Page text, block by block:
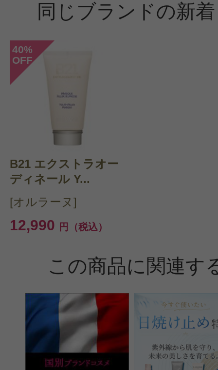
感じた効能：うるおい/引き締め
購入品：マスクエクラ（マスク アブ
旅行などの時に、効果絶大。顔から
いく感じがする。保湿パック後に使
すべての5件のクチコミを見る
このコスメのレビューを書いて
クチコミを投稿する
同じブランドの新
40%
OFF
B21 エクストラオー
ディネール Y...
[オルラーヌ]
12,990 円（税込）
この商品に関連す